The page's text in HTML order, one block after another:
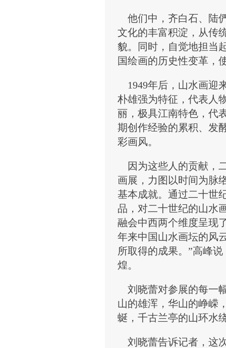
他们中，齐白石、陆
文化的丰富积淀，从传
貌。同时，自觉地担当
国绘画的历史性变革，
1949年后，山水画迎
朴雄强为特征，代表人
丽，极具江南特色，代
期创作经验的累积、发
彩画风。
因为这些人的贡献，
画展，力图以时间为脉
基本成就。通过二十世
品，对二十世纪的山水
融会中西两个维度呈现
年来中国山水画坛的风
所取得的成果。”高峰
煌。
刘晓蕾对参展的每一
山的雄浑，华山的峥嵘
蜒，千古兰亭的山环水
刘晓蕾告诉记者，这